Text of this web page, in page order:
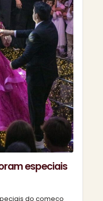
especiais
do começo